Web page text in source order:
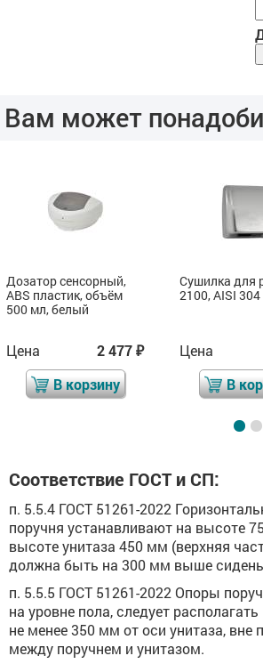
Вам может
Дозатор сенсорный,
ABS пластик, объём
500 мл, белый
Цена 2 477 ₽
В корзину
Сушилка для
2100, AISI 304
Цена
В
Соответствие ГОСТ и СП:
п. 5.5.4 ГОСТ 51261-2022
поручня устанавливают на высоте
высоте унитаза 450 мм (верхняя
должна быть на 300 мм выше
п. 5.5.5 ГОСТ 51261-2022 Опоры
на уровне пола, следует
не менее 350 мм от оси унитаза, вне
между поручнем и унитазом.